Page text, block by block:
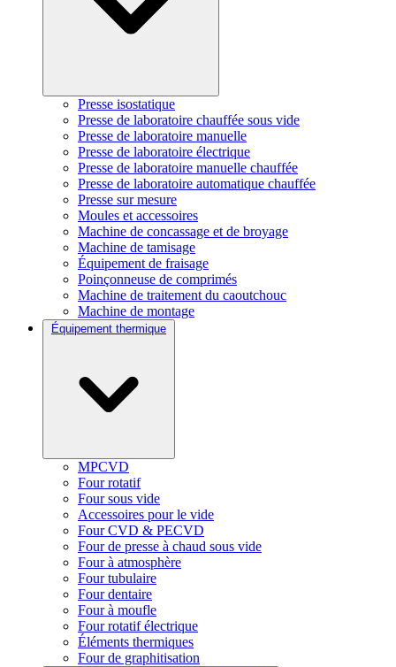
Presse isostatique
Presse de laboratoire chauffée sous vide
Presse de laboratoire manuelle
Presse de laboratoire électrique
Presse de laboratoire manuelle chauffée
Presse de laboratoire automatique chauffée
Presse sur mesure
Moules et accessoires
Machine de concassage et de broyage
Machine de tamisage
Équipement de fraisage
Poinçonneuse de comprimés
Machine de traitement du caoutchouc
Machine de montage
Équipement thermique
MPCVD
Four rotatif
Four sous vide
Accessoires pour le vide
Four CVD & PECVD
Four de presse à chaud sous vide
Four à atmosphère
Four tubulaire
Four dentaire
Four à moufle
Four rotatif électrique
Éléments thermiques
Four de graphitisation